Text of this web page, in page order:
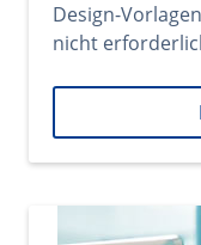
Design-
nicht